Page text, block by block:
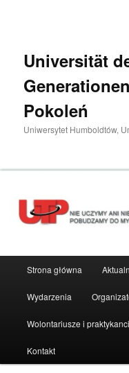
Universität
Pokoleń
Uniwersytet Humboldtów,
Strona główna
Wydarzenia
Wolontariusze i praktykanci
Kontakt